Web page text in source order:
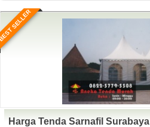
SELLER
Harga Tenda Sarnafil Surabaya